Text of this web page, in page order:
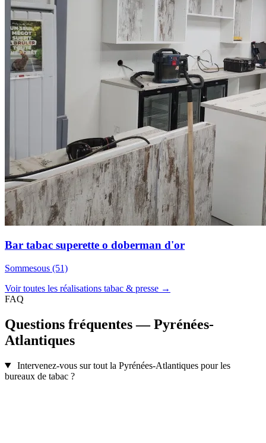
Bar tabac superette o doberman d'or
Sommesous (51)
Voir toutes les réalisations tabac & presse →
FAQ
Questions fréquentes — Pyrénées-
Atlantiques
Intervenez-vous sur tout la Pyrénées-Atlantiques pour les
bureaux de tabac ?